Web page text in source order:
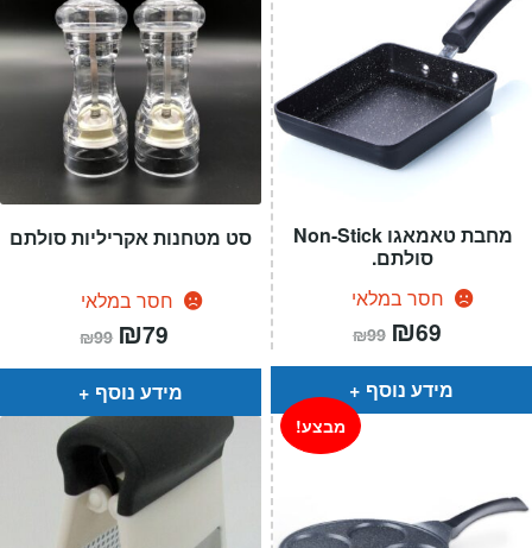
סט מטחנות אקריליות סולתם
חסר במלאי
₪99 המחיר
המקורי
היה:
₪99.
₪79
הוא:
מידע נוסף
מחבת טאמאגו Non-Stick
סולתם.
חסר במלאי
₪99 המחיר
המקורי
היה:
₪99.
₪69
הוא:
מידע נוסף
מבצע!